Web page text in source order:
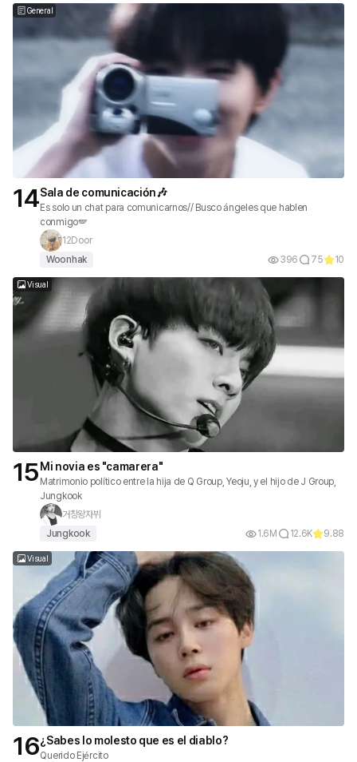
General
14Sala de comunicación🎶
Es solo un chat para comunicarnos// Busco ángeles que hablen
conmigo🪽
12Door
Woonhak
396 75 10
Visual
15 Mi novia es "camarera"
Matrimonio político entre la hija de Q Group, Yeoju, y el hijo de J Group,
Jungkook
거창왕자뷔
Jungkook
1.6M 12.6K 9.88
Visual
16¿Sabes lo molesto que es el diablo?
Querido Ejército